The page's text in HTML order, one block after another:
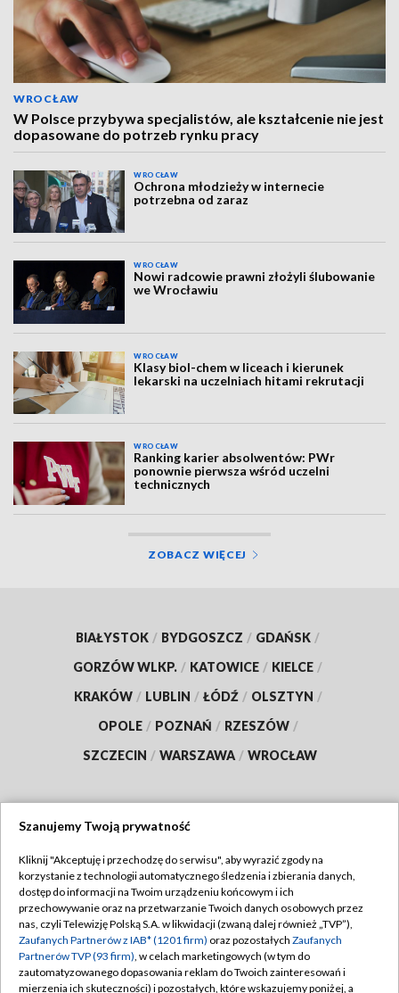
WROCŁAW
W Polsce przybywa specjalistów, ale kształcenie nie jest
dopasowane do potrzeb rynku pracy
WROCŁAW
Ochrona młodzieży w internecie
potrzebna od zaraz
WROCŁAW
Nowi radcowie prawni złożyli ślubowanie
we Wrocławiu
WROCŁAW
Klasy biol-chem w liceach i kierunek
lekarski na uczelniach hitami rekrutacji
WROCŁAW
Ranking karier absolwentów: PWr
ponownie pierwsza wśród uczelni
technicznych
ZOBACZ WIĘCEJ
BIAŁYSTOK / BYDGOSZCZ / GDAŃSK /
GORZÓW WLKP. / KATOWICE / KIELCE /
KRAKÓW / LUBLIN / ŁÓDŹ / OLSZTYN /
OPOLE / POZNAŃ / RZESZÓW /
SZCZECIN / WARSZAWA / WROCŁAW
TVP
Abonament TVP
Emisja w TVP
Centrum informacji TVP
Regulamin TVP
Polityka prywatności
Moje zgody
Szanujemy Twoją prywatność
Kliknij "Akceptuję i przechodzę do serwisu", aby wyrazić zgody na
korzystanie z technologii automatycznego śledzenia i zbierania danych,
dostęp do informacji na Twoim urządzeniu końcowym i ich
przechowywanie oraz na przetwarzanie Twoich danych osobowych przez
nas, czyli Telewizję Polską S.A. w likwidacji (zwaną dalej również „TVP”),
Zaufanych Partnerów z IAB* (1201 firm) oraz pozostałych Zaufanych
Partnerów TVP (93 firm), w celach marketingowych (w tym do
zautomatyzowanego dopasowania reklam do Twoich zainteresowań i
mierzenia ich skuteczności) i pozostałych, które wskazujemy poniżej, a